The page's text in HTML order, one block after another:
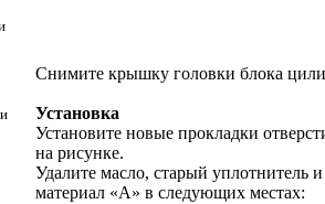
Снимите крышку головки блока
Установка
Установите новые прокладки
на рисунке.
Удалите масло, старый
материал «A» в следующих местах: